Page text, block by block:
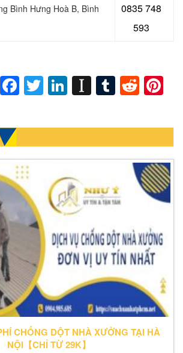
Bình Hưng Hoà B, Bình
0835 748
593
Facebook
Twitter
LinkedIn
Instapaper
Tumblr
CHỐNG DỘT NHÀ XƯỞNG TẠI HÀ
NỘI【CHỈ TỪ 29K】